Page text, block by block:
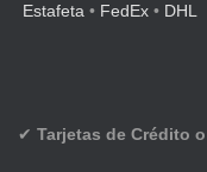
Estafeta • FedEx • DHL
✔ Tarjetas de Crédito